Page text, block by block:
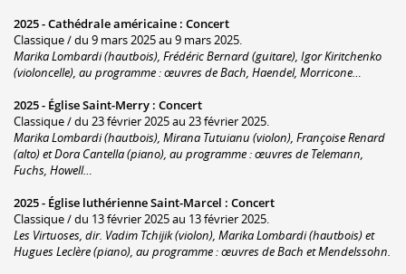
2025 -Cathédrale américaine : Concert
Classique / du 9 mars 2025 au 9 mars 2025.
Marika Lombardi (hautbois), Frédéric Bernard (guitare), Igor Kiritchenko
(violoncelle), au programme : œuvres de Bach, Haendel, Morricone…
2025 - Église Saint-Merry : Concert
Classique / du 23 février 2025 au 23 février 2025.
Marika Lombardi (hautbois), Mirana Tutuianu (violon), Françoise Renard
(alto) et Dora Cantella (piano), au programme : œuvres de Telemann,
Fuchs, Howell…
2025 - Église luthérienne Saint-Marcel : Concert
Classique / du 13 février 2025 au 13 février 2025.
Les Virtuoses, dir. Vadim Tchijik (violon), Marika Lombardi (hautbois) et
Hugues Leclère (piano), au programme : œuvres de Bach et Mendelssohn.